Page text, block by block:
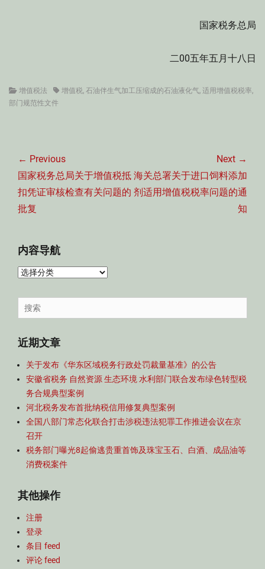
国家税务总局
二00五年五月十八日
Categories
增值税法 Tags增值税, 石油伴生气加工压缩成的石油液化气, 适用增值税税率,
部门规范性文件
章
导
航
← Previous
Previous
post:
国家税务总局关于增值税抵
扣凭证审核检查有关问题的
批复
Next →
Next
post:
海关总署关于进口饲料添加
剂适用增值税税率问题的通
知
内容导航
内
导
航
Search
for:
近期文章
关于发布《华东区域税务行政处罚裁量基准》的公告
安徽省税务 自然资源 生态环境 水利部门联合发布绿色转型税
务合规典型案例
河北税务发布首批纳税信用修复典型案例
全国八部门常态化联合打击涉税违法犯罪工作推进会议在京
召开
税务部门曝光8起偷逃贵重首饰及珠宝玉石、白酒、成品油等
消费税案件
其他操作
注册
登录
条目 feed
评论 feed